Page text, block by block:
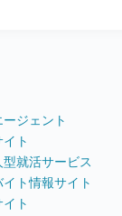
ジェント
ト
型就活サービス
イト情報サイト
ト